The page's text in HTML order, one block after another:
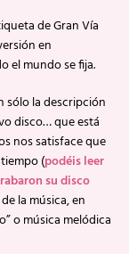
de Gran Vía
en
el mundo se fija.
sólo la descripción
disco… que está
nos satisface que
(podéis leer
su disco
la música, en
o música melódica